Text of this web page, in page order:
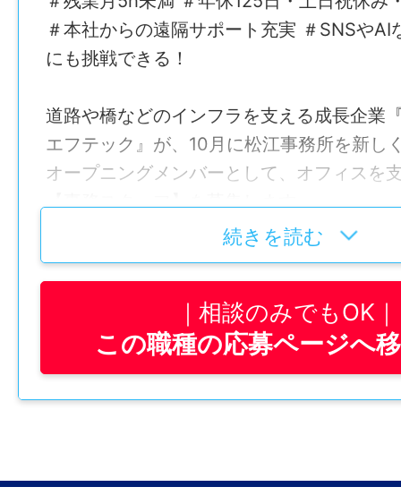
＃本社からの遠隔サポート充実 ＃SNSやAI
にも挑戦できる！
道路や橋などのインフラを支える成長企業
エフテック』が、10月に松江事務所を新し
オープニングメンバーとして、オフィスを
【事務スタッフ】を募集します。
「これまでの事務経験を活かしたい」
「ゆくゆくはオフィスを中心になって支え
「ワークライフバランスを整えて長く働き
そんな方にピッタリのお仕事です！
【お仕事内容】
続きを読む
相談のみでもOK
この職種の応募ページへ